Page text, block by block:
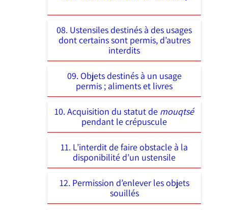
08. Ustensiles destinés à des usages
dont certains sont permis, d’autres
interdits
09. Objets destinés à un usage
permis ; aliments et livres
10. Acquisition du statut de mouqtsé
pendant le crépuscule
11. L’interdit de faire obstacle à la
disponibilité d’un ustensile
12. Permission d’enlever les objets
souillés